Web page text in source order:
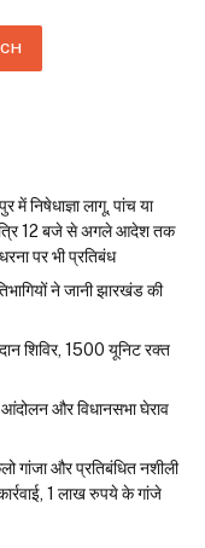
लागू, पांच या
12 बजे से अगले आदेश तक
पर भी प्रतिबंध
ने जानी झारखंड की
शिविर, 1500 यूनिट रक्त
और विधानसभा घेराव
गांजा और प्रतिबंधित नशीली
1 लाख रुपये के गांजे